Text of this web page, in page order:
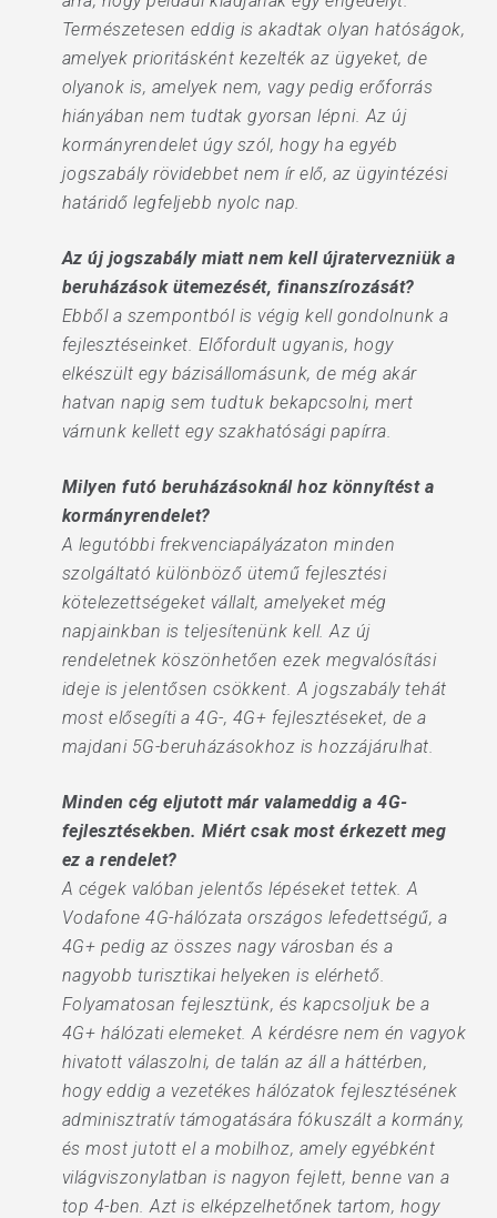
Természetesen eddig is akadtak olyan hatóságok,
amelyek prioritásként kezelték az ügyeket, de
olyanok is, amelyek nem, vagy pedig erőforrás
hiányában nem tudtak gyorsan lépni. Az új
kormányrendelet úgy szól, hogy ha egyéb
jogszabály rövidebbet nem ír elő, az ügyintézési
határidő legfeljebb nyolc nap.
Az új jogszabály miatt nem kell újratervezniük a
beruházások ütemezését, finanszírozását?
Ebből a szempontból is végig kell gondolnunk a
fejlesztéseinket. Előfordult ugyanis, hogy
elkészült egy bázisállomásunk, de még akár
hatvan napig sem tudtuk bekapcsolni, mert
várnunk kellett egy szakhatósági papírra.
Milyen futó beruházásoknál hoz könnyítést a
kormányrendelet?
A legutóbbi frekvenciapályázaton minden
szolgáltató különböző ütemű fejlesztési
kötelezettségeket vállalt, amelyeket még
napjainkban is teljesítenünk kell. Az új
rendeletnek köszönhetően ezek megvalósítási
ideje is jelentősen csökkent. A jogszabály tehát
most elősegíti a 4G-, 4G+ fejlesztéseket, de a
majdani 5G-beruházásokhoz is hozzájárulhat.
Minden cég eljutott már valameddig a 4G-
fejlesztésekben. Miért csak most érkezett meg
ez a rendelet?
A cégek valóban jelentős lépéseket tettek. A
Vodafone 4G-hálózata országos lefedettségű, a
4G+ pedig az összes nagy városban és a
nagyobb turisztikai helyeken is elérhető.
Folyamatosan fejlesztünk, és kapcsoljuk be a
4G+ hálózati elemeket. A kérdésre nem én vagyok
hivatott válaszolni, de talán az áll a háttérben,
hogy eddig a vezetékes hálózatok fejlesztésének
adminisztratív támogatására fókuszált a kormány,
és most jutott el a mobilhoz, amely egyébként
világviszonylatban is nagyon fejlett, benne van a
top 4-ben. Azt is elképzelhetőnek tartom, hogy